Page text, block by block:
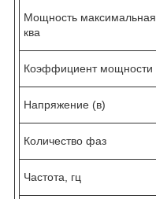
Мощность максимальная,
ква
Коэффициент мощности
Напряжение (в)
Количество фаз
Частота, гц